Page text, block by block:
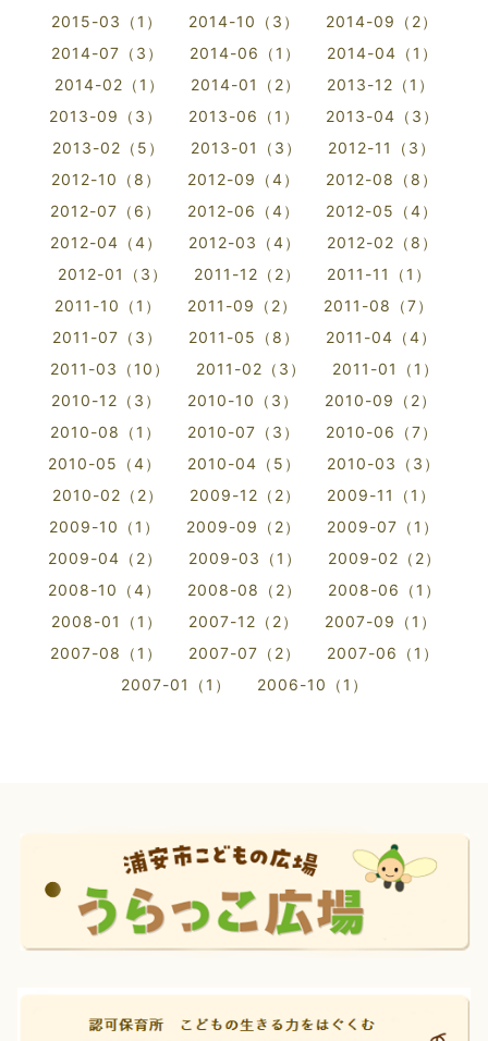
2015-03（1）
2014-10（3）
2014-09（2）
2014-07（3）
2014-06（1）
2014-04（1）
2014-02（1）
2014-01（2）
2013-12（1）
2013-09（3）
2013-06（1）
2013-04（3）
2013-02（5）
2013-01（3）
2012-11（3）
2012-10（8）
2012-09（4）
2012-08（8）
2012-07（6）
2012-06（4）
2012-05（4）
2012-04（4）
2012-03（4）
2012-02（8）
2012-01（3）
2011-12（2）
2011-11（1）
2011-10（1）
2011-09（2）
2011-08（7）
2011-07（3）
2011-05（8）
2011-04（4）
2011-03（10）
2011-02（3）
2011-01（1）
2010-12（3）
2010-10（3）
2010-09（2）
2010-08（1）
2010-07（3）
2010-06（7）
2010-05（4）
2010-04（5）
2010-03（3）
2010-02（2）
2009-12（2）
2009-11（1）
2009-10（1）
2009-09（2）
2009-07（1）
2009-04（2）
2009-03（1）
2009-02（2）
2008-10（4）
2008-08（2）
2008-06（1）
2008-01（1）
2007-12（2）
2007-09（1）
2007-08（1）
2007-07（2）
2007-06（1）
2007-01（1）
2006-10（1）